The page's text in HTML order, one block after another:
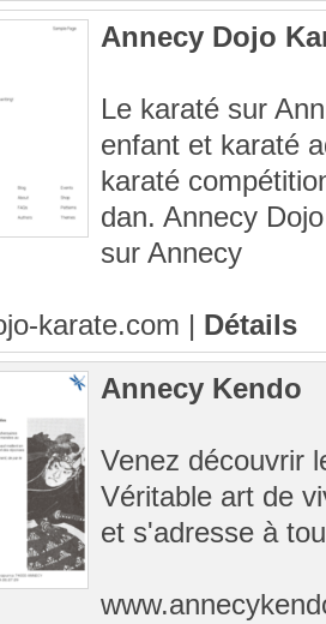
Annecy Dojo
Le karaté sur
enfant et karaté
karaté
dan. Annecy
sur Annecy
karate.com | Détails
Annecy Kendo
Venez découvrir
Véritable art de
et s'adresse à